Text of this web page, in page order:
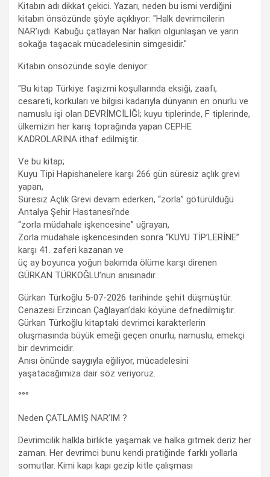
Kitabın adı dikkat çekici. Yazarı, neden bu ismi verdiğini
kitabın önsözünde şöyle açıklıyor: "Halk devrimcilerin
NAR’ıydı. Kabuğu çatlayan Nar halkın olgunlaşan ve yarın
sokağa taşacak mücadelesinin simgesidir."
Kitabın önsözünde söyle deniyor:
"Bu kitap Türkiye faşizmi koşullarında eksiği, zaafı,
cesareti, korkuları ve bilgisi kadarıyla dünyanın en onurlu ve
namuslu işi olan DEVRİMCİLİĞİ; kuyu tiplerinde, F tiplerinde,
ülkemizin her karış toprağında yapan CEPHE
KADROLARINA ithaf edilmiştir.
Ve bu kitap;
Kuyu Tipi Hapishanelere karşı 266 gün süresiz açlık grevi
yapan,
Süresiz Açlık Grevi devam ederken, “zorla” götürüldüğü
Antalya Şehir Hastanesi’nde
“zorla müdahale işkencesine” uğrayan,
Zorla müdahale işkencesinden sonra “KUYU TİP’LERİNE”
karşı 41. zaferi kazanan ve
üç ay boyunca yoğun bakımda ölüme karşı direnen
GÜRKAN TÜRKOĞLU’nun anısınadır.
Gürkan Türkoğlu 5-07-2026 tarihinde şehit düşmüştür.
Cenazesi Erzincan Çağlayan’daki köyüne defnedilmiştir.
Gürkan Türkoğlu kitaptaki devrimci karakterlerin
oluşmasında büyük emeği geçen onurlu, namuslu, emekçi
bir devrimcidir.
Anısı önünde saygıyla eğiliyor, mücadelesini
yaşatacağımıza dair söz veriyoruz.
°°°
Neden ÇATLAMIŞ NAR’IM ?
Devrimcilik halkla birlikte yaşamak ve halka gitmek deriz her
zaman. Her devrimci bunu kendi pratiğinde farklı yollarla
somutlar. Kimi kapı kapı gezip kitle çalışması